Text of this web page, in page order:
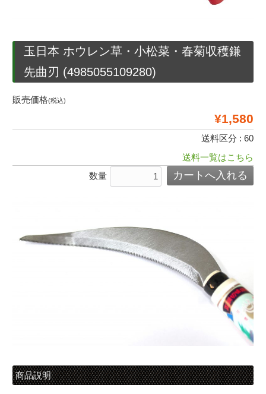
玉日本 ホウレン草・小松菜・春菊収穫鎌
先曲刃 (4985055109280)
販売価格(税込)
¥1,580
送料区分 : 60
送料一覧はこちら
数量
商品説明